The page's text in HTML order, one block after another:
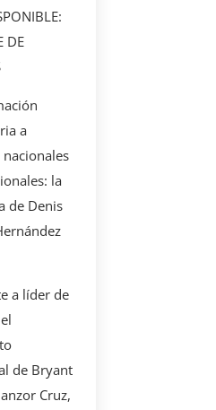
DE
a
la
de Denis
a líder de
de Bryant
Cruz,